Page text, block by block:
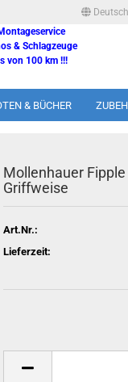
& Schlagzeuge
von 100 km !!!
& BÜCHER
Mollenhauer
Griffweise
Art.Nr.:
Lieferzeit: